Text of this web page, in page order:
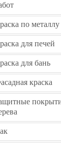
по металлу
для печей
для бань
краска